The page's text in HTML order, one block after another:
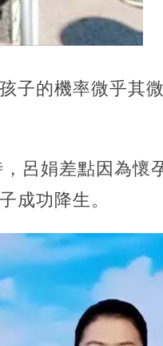
子的機率微乎其
呂娟差點因為懷
成功降生。